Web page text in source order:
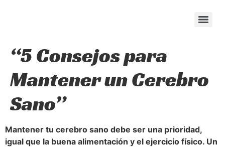
“5 Consejos para
Mantener un Cerebro
Sano”
Mantener tu cerebro sano debe ser una prioridad,
igual que la buena alimentación y el ejercicio físico. Un